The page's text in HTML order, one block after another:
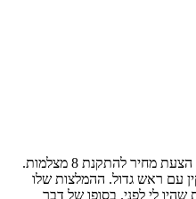
הזמנתי את רמי (דרך המלצה) לתת לי הצעת מחיר להתקנת 8 מצלמות.
עם ראש גדול. ההמלצות שלו
לי לפני. בסופו של דבר